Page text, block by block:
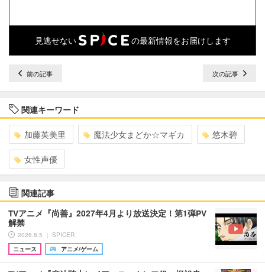
見逃せない の最新情報をお届けします
前の記事 次の記事
関連キーワード
加藤英美里 魔法少女まどか☆マギカ 悠木碧
女性声優
関連記事
TVアニメ『尚善』2027年4月より放送決定！第1弾PV
解禁
2026.8.5 ｜ SPICER
ニュース
アニメ/ゲーム